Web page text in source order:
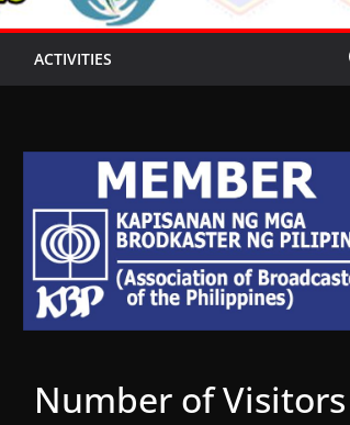
ACTIVITIES
Number of Visitors